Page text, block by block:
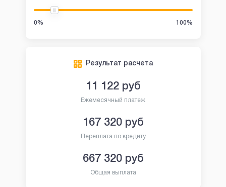
0% 100%
Результат расчета
11 122руб
Ежемесячный платеж
167 320руб
Переплата по кредиту
667 320руб
Общая выплата